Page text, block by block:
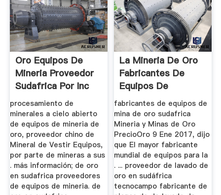
Oro Equipos De
Mineria Proveedor
Sudafrica Por Inc
Mineral
procesamiento de
minerales a cielo abierto
de equipos de mineria de
oro, proveedor chino de
Mineral de Vestir Equipos,
por parte de mineras a sus
. más información; de oro
en sudafrica proveedores
de equipos de mineria. de
La Mineria De Oro
Fabricantes De
Equipos De
Sudafrica
fabricantes de equipos de
mina de oro sudafrica
Mineria y Minas de Oro
PrecioOro 9 Ene 2017, dijo
que El mayor fabricante
mundial de equipos para la
. ... proveedor de lavado de
oro en sudáfrica
tecnocampo fabricante de